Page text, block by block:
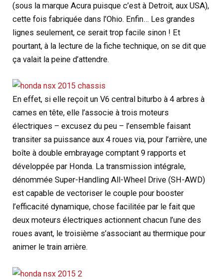
(sous la marque Acura puisque c’est à Detroit, aux USA),
cette fois fabriquée dans l’Ohio. Enfin… Les grandes
lignes seulement, ce serait trop facile sinon ! Et
pourtant, à la lecture de la fiche technique, on se dit que
ça valait la peine d’attendre.
En effet, si elle reçoit un V6 central biturbo à 4 arbres à
cames en tête, elle l’associe à trois moteurs
électriques – excusez du peu – l’ensemble faisant
transiter sa puissance aux 4 roues via, pour l’arrière, une
boîte à double embrayage comptant 9 rapports et
développée par Honda. La transmission intégrale,
dénommée Super-Handling All-Wheel Drive (SH-AWD)
est capable de vectoriser le couple pour booster
l’efficacité dynamique, chose facilitée par le fait que
deux moteurs électriques actionnent chacun l’une des
roues avant, le troisième s’associant au thermique pour
animer le train arrière.